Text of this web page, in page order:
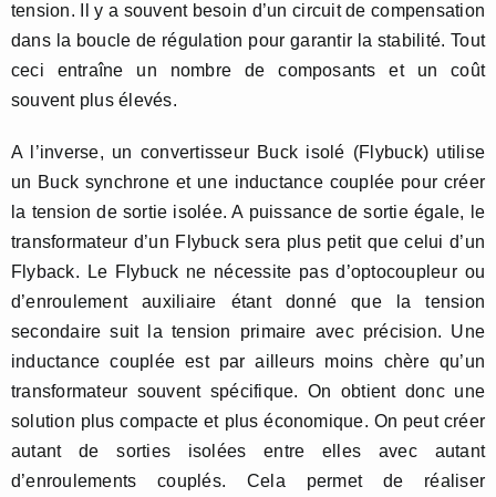
tension. Il y a souvent besoin d’un circuit de compensation
dans la boucle de régulation pour garantir la stabilité. Tout
ceci entraîne un nombre de composants et un coût
souvent plus élevés.
A l’inverse, un convertisseur Buck isolé (Flybuck) utilise
un Buck synchrone et une inductance couplée pour créer
la tension de sortie isolée. A puissance de sortie égale, le
transformateur d’un Flybuck sera plus petit que celui d’un
Flyback. Le Flybuck ne nécessite pas d’optocoupleur ou
d’enroulement auxiliaire étant donné que la tension
secondaire suit la tension primaire avec précision. Une
inductance couplée est par ailleurs moins chère qu’un
transformateur souvent spécifique. On obtient donc une
solution plus compacte et plus économique. On peut créer
autant de sorties isolées entre elles avec autant
d’enroulements couplés. Cela permet de réaliser